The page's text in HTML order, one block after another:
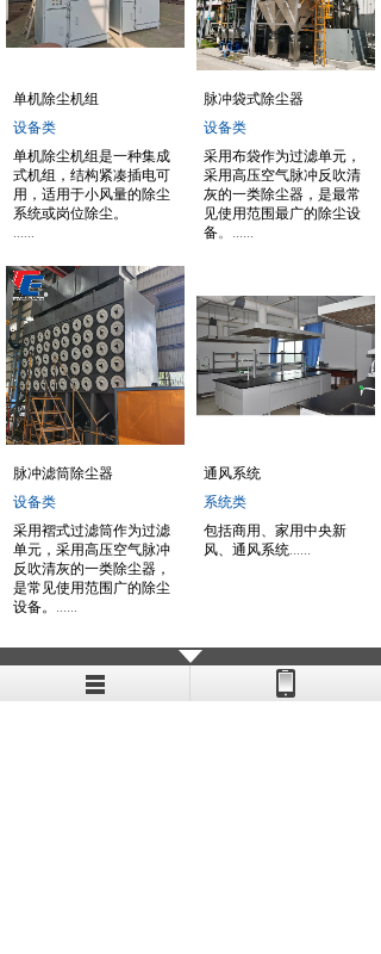
单机除尘机组
设备类
单机除尘机组是一种集成
式机组，结构紧凑插电可
用，适用于小风量的除尘
系统或岗位除尘。
......
脉冲袋式除尘器
设备类
采用布袋作为过滤单元，
采用高压空气脉冲反吹清
灰的一类除尘器，是最常
见使用范围最广的除尘设
备。......
脉冲滤筒除尘器
设备类
采用褶式过滤筒作为过滤
单元，采用高压空气脉冲
反吹清灰的一类除尘器，
是常见使用范围广的除尘
设备。 ......
通风系统
系统类
包括商用、家用中央新
风、通风系统......